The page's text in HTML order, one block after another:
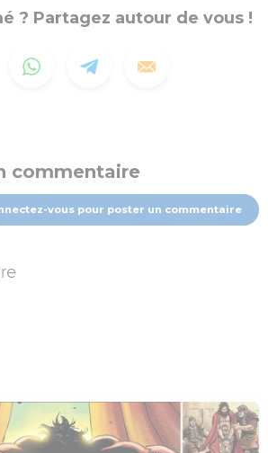
? Partagez autour de vous !
commentaire
vous pour poster un commentaire